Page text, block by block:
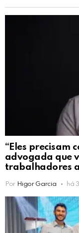
“Eles precisam
advogada que
trabalhadores
Por Higor Garcia há